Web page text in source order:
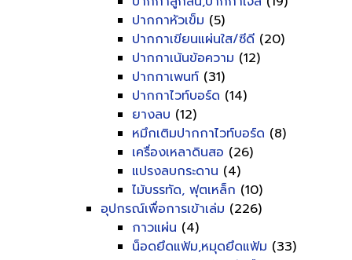
ปากกาหัวเข็ม (5)
ปากกาเขียนแผ่นใส/ซีดี (20)
ปากกาเน้นข้อความ (12)
ปากกาเพนท์ (31)
ปากกาไวท์บอร์ด (14)
ยางลบ (12)
หมึกเติมปากกาไวท์บอร์ด (8)
เครื่องเหลาดินสอ (26)
แปรงลบกระดาน (4)
ไม้บรรทัด, ฟุตเหล็ก (10)
อุปกรณ์เพื่อการเข้าเล่ม (226)
กาวแผ่น (4)
น็อดยึดแฟ้ม,หมุดยึดแฟ้ม (33)